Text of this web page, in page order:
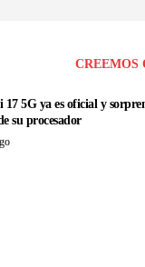
CREEMOS
17 5G ya es oficial y
su procesador